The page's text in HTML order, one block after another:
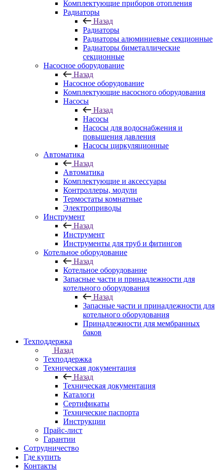
Комплектующие приборов отопления
Радиаторы
Назад
Радиаторы
Радиаторы алюминиевые секционные
Радиаторы биметаллические
секционные
Насосное оборудование
Назад
Насосное оборудование
Комплектующие насосного оборудования
Насосы
Назад
Насосы
Насосы для водоснабжения и
повышения давления
Насосы циркуляционные
Автоматика
Назад
Автоматика
Комплектующие и аксессуары
Контроллеры, модули
Термостаты комнатные
Электроприводы
Инструмент
Назад
Инструмент
Инструменты для труб и фитингов
Котельное оборудование
Назад
Котельное оборудование
Запасные части и принадлежности для
котельного оборудования
Назад
Запасные части и принадлежности для
котельного оборудования
Принадлежности для мембранных
баков
Техподдержка
Назад
Техподдержка
Техническая документация
Назад
Техническая документация
Каталоги
Сертификаты
Технические паспорта
Инструкции
Прайс-лист
Гарантии
Сотрудничество
Где купить
Контакты